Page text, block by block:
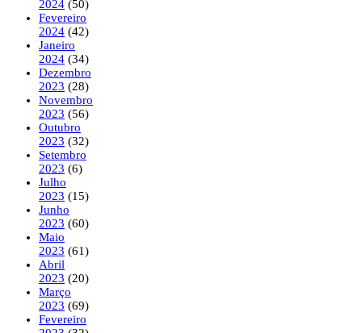
2024 (50)
Fevereiro
2024 (42)
Janeiro
2024 (34)
Dezembro
2023 (28)
Novembro
2023 (56)
Outubro
2023 (32)
Setembro
2023 (6)
Julho
2023 (15)
Junho
2023 (60)
Maio
2023 (61)
Abril
2023 (20)
Março
2023 (69)
Fevereiro